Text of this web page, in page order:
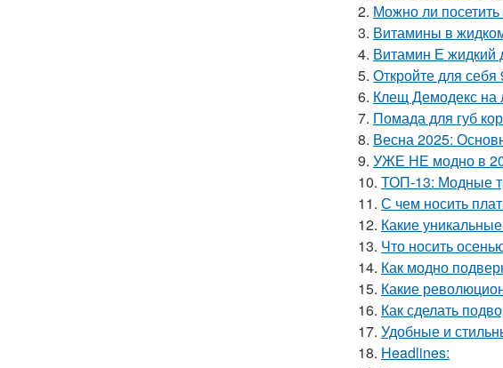
2. Можно ли
3. Витамины в
4. Витамин Е жидкий
5. Откройте для
6. Клещ Демодекс на
7. Помада для губ
8. Весна 2025:
9. УЖЕ НЕ модно в
10. ТОП-13: Модные
11. С чем носить
12. Какие
13. Что носить
14. Как модно
15. Какие
16. Как сделать
17. Удобные и
18. Headlines: